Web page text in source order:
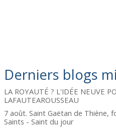
Derniers blogs
LA ROYAUTÉ ? L'IDÉE NEUVE
LAFAUTEAROUSSEAU
7 août. Saint Gaëtan de Thiène,
Saints - Saint du jour